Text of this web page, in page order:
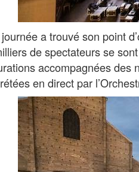
a trouvé son point
de spectateurs se
accompagnées des
en direct par